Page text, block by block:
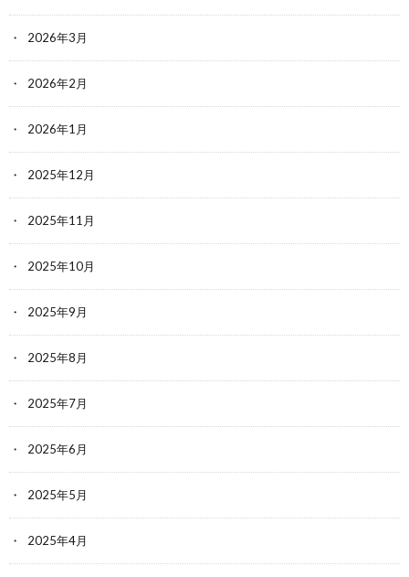
2026年3月
2026年2月
2026年1月
2025年12月
2025年11月
2025年10月
2025年9月
2025年8月
2025年7月
2025年6月
2025年5月
2025年4月